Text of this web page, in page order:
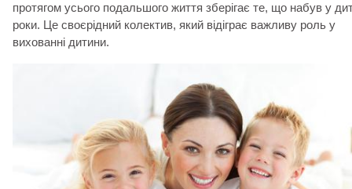
протягом усього подальшого життя зберігає те, що набув у
роки. Це своєрідний колектив, який відіграє важливу роль у
вихованні дитини.